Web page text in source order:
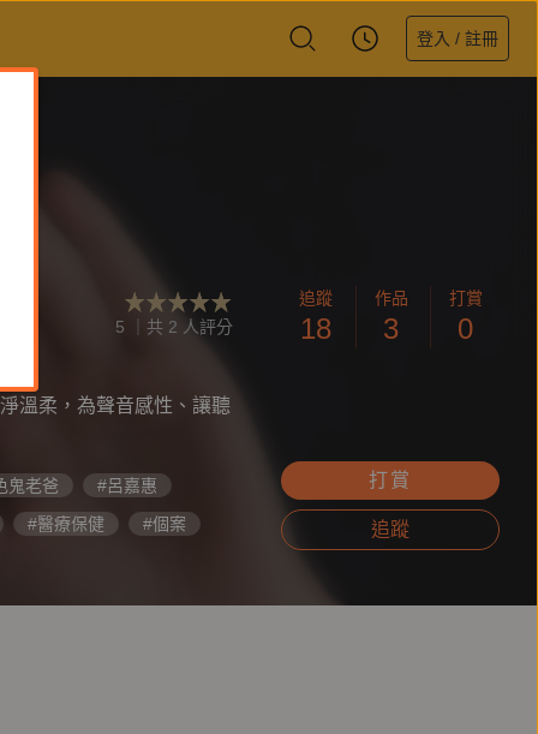
登入 / 註冊
5 ｜共 2 人評分
溫柔，為聲音感性、讓聽
鬼老爸
#呂嘉惠
#醫療保健
#個案
追蹤
18
作品
3
打賞
0
打賞
追蹤